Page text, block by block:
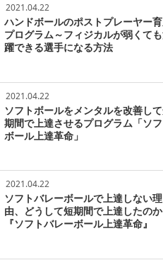
2021.04.22
ハンドボールのポストプレーヤー
プログラム～フィジカルが弱くて
躍できる選手になる方法
2021.04.22
ソフトボールをメンタルを改善し
期間で上達させるプログラム「ソ
ボール上達革命」
2021.04.22
ソフトバレーボールで上達しない理
由、どうして短期間で上達したのか
『ソフトバレーボール上達革命』